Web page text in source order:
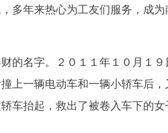
多年来热心为工友们服务，成
名字。２０１１年１０月１９
上一辆电动车和一辆小轿车后
车抬起，救出了被卷入车下的